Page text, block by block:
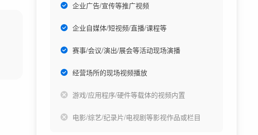
企业广告/宣传等推广视频
企业自媒体/短视频/直播/课程等
赛事/会议/演出/展会等活动现场演播
经营场所的现场视频播放
游戏/应用程序/硬件等载体的视频内置
电影/综艺/纪录片/电视剧等影视作品或栏目